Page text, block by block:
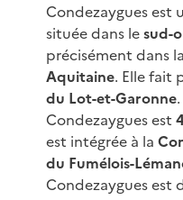
Condezaygues est
située dans lesud-
précisément dans la
Aquitaine. Elle fait
du Lot-et-Garonne
Condezaygues est
est intégrée à la
du Fumélois-
Condezaygues est